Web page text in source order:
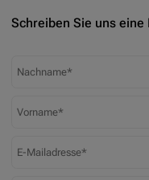
Schreiben Sie uns eine